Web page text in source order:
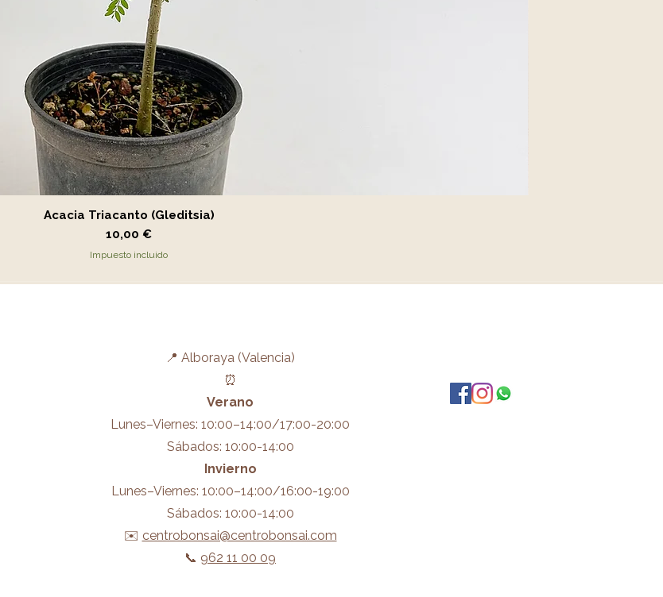
Vista rápida
Acacia Triacanto (Gleditsia)
Precio
10,00 €
Impuesto incluido
📍 Alboraya (Valencia)
⏰
Verano
Lunes–Viernes: 10:00–14:00/17:00-20:00
Sábados: 10:00-14:00
Invierno
Lunes–Viernes: 10:00–14:00/16:00-19:00
Sábados: 10:00-14:00
✉️ centrobonsai@centrobonsai.com
📞 962 11 00 09